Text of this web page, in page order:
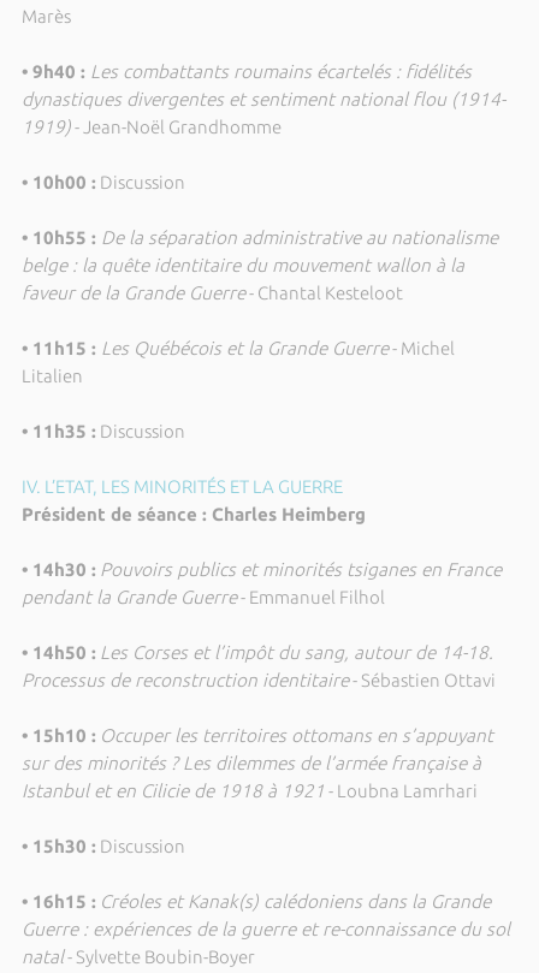
Marès
• 9h40 : Les combattants roumains écartelés : fidélités
dynastiques divergentes et sentiment national flou (1914-
1919)- Jean-Noël Grandhomme
• 10h00 : Discussion
• 10h55 : De la séparation administrative au nationalisme
belge : la quête identitaire du mouvement wallon à la
faveur de la Grande Guerre- Chantal Kesteloot
• 11h15 : Les Québécois et la Grande Guerre- Michel
Litalien
• 11h35 : Discussion
IV. L’ETAT, LES MINORITÉS ET LA GUERRE
Président de séance : Charles Heimberg
• 14h30 : Pouvoirs publics et minorités tsiganes en France
pendant la Grande Guerre- Emmanuel Filhol
• 14h50 : Les Corses et l’impôt du sang, autour de 14-18.
Processus de reconstruction identitaire- Sébastien Ottavi
• 15h10 : Occuper les territoires ottomans en s’appuyant
sur des minorités ? Les dilemmes de l’armée française à
Istanbul et en Cilicie de 1918 à 1921 - Loubna Lamrhari
• 15h30 : Discussion
• 16h15 : Créoles et Kanak(s) calédoniens dans la Grande
Guerre : expériences de la guerre et re-connaissance du sol
natal- Sylvette Boubin-Boyer